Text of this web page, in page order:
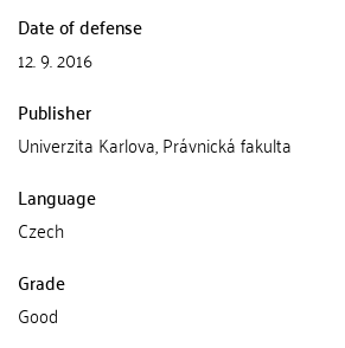
Date of defense
12. 9. 2016
Publisher
Univerzita Karlova, Právnická fakulta
Language
Czech
Grade
Good